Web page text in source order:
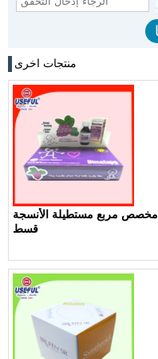
منتجات اخرى
مخصص مربع مستطيلة الأنسجة
قسط